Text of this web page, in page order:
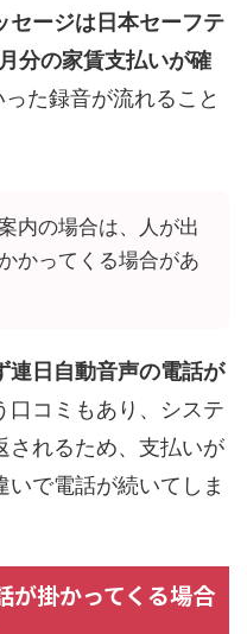
セージは日本セーフテ
分の家賃支払いが確
った録音が流れること
内の場合は、人が出
かってくる場合があ
連日自動音声の電話が
口コミもあり、システ
されるため、支払いが
で電話が続いてしま
が掛かってくる場合